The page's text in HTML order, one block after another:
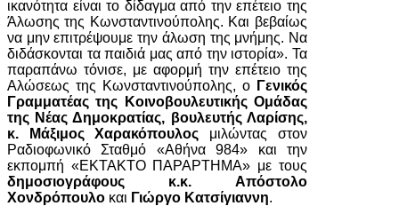
ικανότητα είναι το δίδαγμα από την επέτειο της
Άλωσης της Κωνσταντινούπολης. Και βεβαίως
να μην επιτρέψουμε την άλωση της μνήμης. Να
διδάσκονται τα παιδιά μας από την ιστορία». Τα
παραπάνω τόνισε, με αφορμή την επέτειο της
Αλώσεως της Κωνσταντινούπολης, ο Γενικός
Γραμματέας της Κοινοβουλευτικής Ομάδας
της Νέας Δημοκρατίας, βουλευτής Λαρίσης,
κ. Μάξιμος Χαρακόπουλος μιλώντας στον
Ραδιοφωνικό Σταθμό «Αθήνα 984» και την
εκπομπή «ΕΚΤΑΚΤΟ ΠΑΡΑΡΤΗΜΑ» με τους
δημοσιογράφους κ.κ. Απόστολο
Χονδρόπουλο και Γιώργο Κατσίγιαννη.